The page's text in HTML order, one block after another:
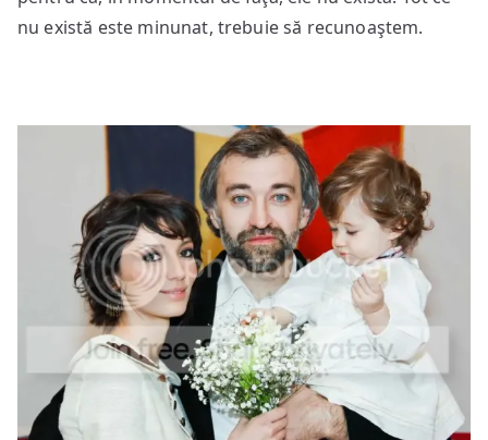
nu există este minunat, trebuie să recunoaştem.